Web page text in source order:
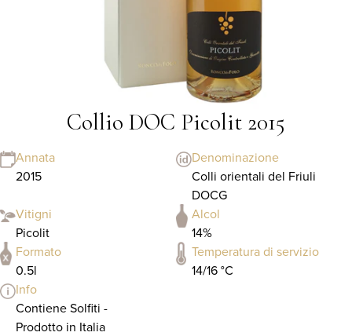
Collio DOC Picolit 2015
Annata
2015
Denominazione
Colli orientali del Friuli
DOCG
Vitigni
Picolit
Alcol
14%
Formato
0.5l
Temperatura di servizio
14/16 °C
Info
Contiene Solfiti -
Prodotto in Italia